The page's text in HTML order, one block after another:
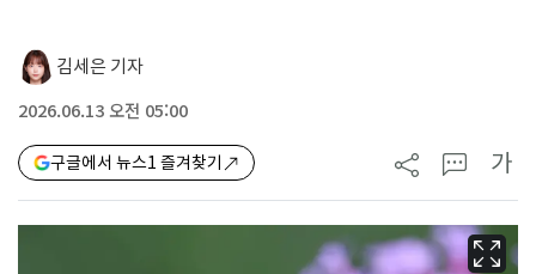
김세은 기자
2026.06.13 오전 05:00
구글에서 뉴스1 즐겨찾기 가